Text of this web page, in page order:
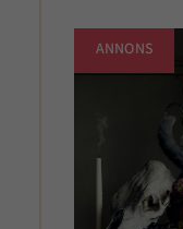
ANNONS